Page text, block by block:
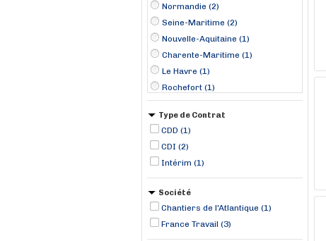
Normandie (2)
Seine-Maritime (2)
Nouvelle-Aquitaine (1)
Charente-Maritime (1)
Le Havre (1)
Rochefort (1)
Tancarville (1)
Type de Contrat
CDD (1)
CDI (2)
Intérim (1)
Société
Chantiers de l'Atlantique (1)
France Travail (3)